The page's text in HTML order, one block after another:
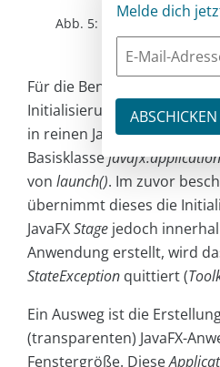
Abb. 5: Modaler JavaFX-
Für die Benutzung von
Initialisierung des JavaFX
in reinen JavaFX-
Basisklasse
von launch(). Im zuvor
übernimmt dieses die
JavaFXStage jedoch
Anwendung erstellt, wird
StateException quittiert (
Ein Ausweg ist die
(transparenten) JavaFX-
Fenstergröße. Diese
Melde dich